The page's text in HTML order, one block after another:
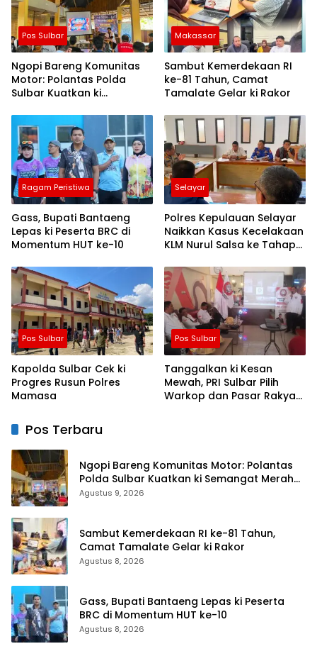
Pos Sulbar
Ngopi Bareng Komunitas
Motor: Polantas Polda
Sulbar Kuatkan ki
Keselamatan
Makassar
Sambut Kemerdekaan RI
ke-81 Tahun, Camat
Tamalate Gelar ki Rakor
Ragam Peristiwa
Gass, Bupati Bantaeng
Lepas ki Peserta BRC di
Momentum HUT ke-10
Selayar
Polres Kepulauan Selayar
Naikkan Kasus Kecelakaan
KLM Nurul Salsa ke Tahap
Pos Sulbar
Kapolda Sulbar Cek ki
Progres Rusun Polres
Mamasa
Pos Sulbar
Tanggalkan ki Kesan
Mewah, PRI Sulbar Pilih
Warkop dan Pasar Rakyat
Pos Terbaru
Ngopi Bareng Komunitas Motor: Polantas
Polda Sulbar Kuatkan ki Semangat Merah
Putih dan Keselamatan
Agustus 9, 2026
Sambut Kemerdekaan RI ke-81 Tahun,
Camat Tamalate Gelar ki Rakor
Agustus 8, 2026
Gass, Bupati Bantaeng Lepas ki Peserta
BRC di Momentum HUT ke-10
Agustus 8, 2026